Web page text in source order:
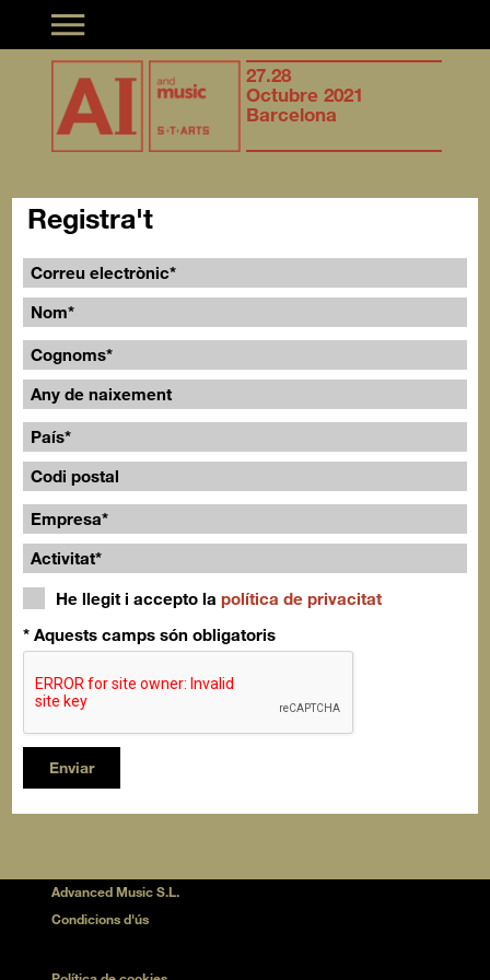
Toggle navigation
Synergies of
musical creation &
Artificial Intelligence
27.28
Octubre 2021
Barcelona
Registra't
He llegit i accepto lapolítica de privacitat
* Aquests camps són obligatoris
Enviar
Advanced Music S.L.
Condicions d'ús